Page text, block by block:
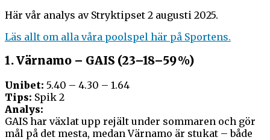
Här vår analys av Stryktipset 2 augusti 2025.
Läs allt om alla våra poolspel här på Sportens.
1.Värnamo – GAIS (23–18–59 %)
Unibet: 5.40 – 4.30 – 1.64
Tips: Spik 2
Analys:
GAIS har växlat upp rejält under sommaren och gör
mål på det mesta, medan Värnamo är stukat – både